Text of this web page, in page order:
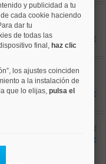
1.650 €
2.000 €
antes 2.800 €
2.400 €
y publicidad a tu
cada cookie haciendo
dar tu
de todas las
final, haz clic
los ajustes coinciden
a la instalación de
que lo elijas, pulsa el